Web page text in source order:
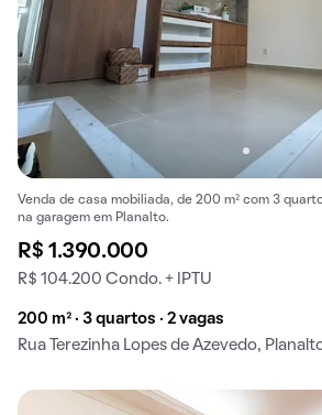
Venda de casa mobiliada, de 200 m² com 3
na garagem em Planalto.
R$ 1.390.000
R$ 104.200 Condo. + IPTU
200 m² · 3 quartos · 2 vagas
Rua Terezinha Lopes de Azevedo,